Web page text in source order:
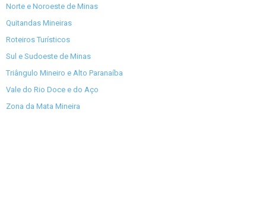
Norte e Noroeste de Minas
Quitandas Mineiras
Roteiros Turísticos
Sul e Sudoeste de Minas
Triângulo Mineiro e Alto Paranaíba
Vale do Rio Doce e do Aço
Zona da Mata Mineira